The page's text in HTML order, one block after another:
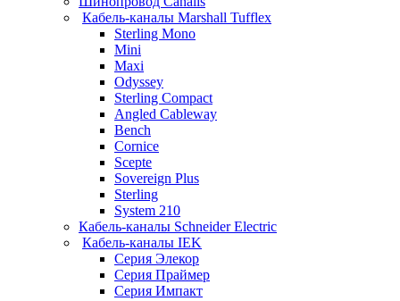
Кабель-каналы Marshall Tufflex
Sterling Mono
Mini
Maxi
Odyssey
Sterling Compact
Angled Cableway
Bench
Cornice
Scepte
Sovereign Plus
Sterling
System 210
Кабель-каналы Schneider Electric
Кабель-каналы IEK
Серия Элекор
Серия Праймер
Серия Импакт